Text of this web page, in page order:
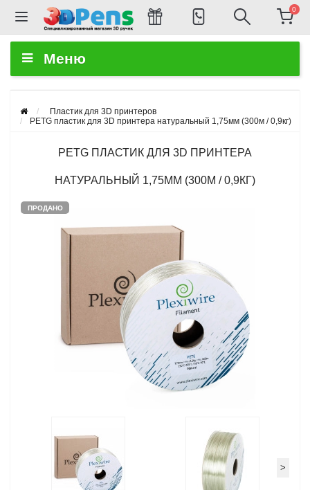
0
Меню
Пластик для 3D принтеров
PETG пластик для 3D принтера натуральный 1,75мм (300м / 0,9кг)
PETG ПЛАСТИК ДЛЯ 3D ПРИНТЕРА
НАТУРАЛЬНЫЙ 1,75ММ (300М / 0,9КГ)
ПРОДАНО
>